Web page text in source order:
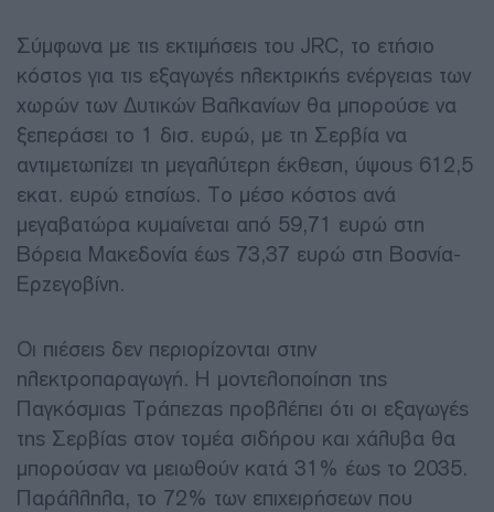
Σύμφωνα με τις εκτιμήσεις του JRC, το ετήσιο
κόστος για τις εξαγωγές ηλεκτρικής ενέργειας των
χωρών των Δυτικών Βαλκανίων θα μπορούσε να
ξεπεράσει το 1 δισ. ευρώ, με τη Σερβία να
αντιμετωπίζει τη μεγαλύτερη έκθεση, ύψους 612,5
εκατ. ευρώ ετησίως. Το μέσο κόστος ανά
μεγαβατώρα κυμαίνεται από 59,71 ευρώ στη
Βόρεια Μακεδονία έως 73,37 ευρώ στη Βοσνία-
Ερζεγοβίνη.
Οι πιέσεις δεν περιορίζονται στην
ηλεκτροπαραγωγή. Η μοντελοποίηση της
Παγκόσμιας Τράπεζας προβλέπει ότι οι εξαγωγές
της Σερβίας στον τομέα σιδήρου και χάλυβα θα
μπορούσαν να μειωθούν κατά 31% έως το 2035.
Παράλληλα, το 72% των επιχειρήσεων που